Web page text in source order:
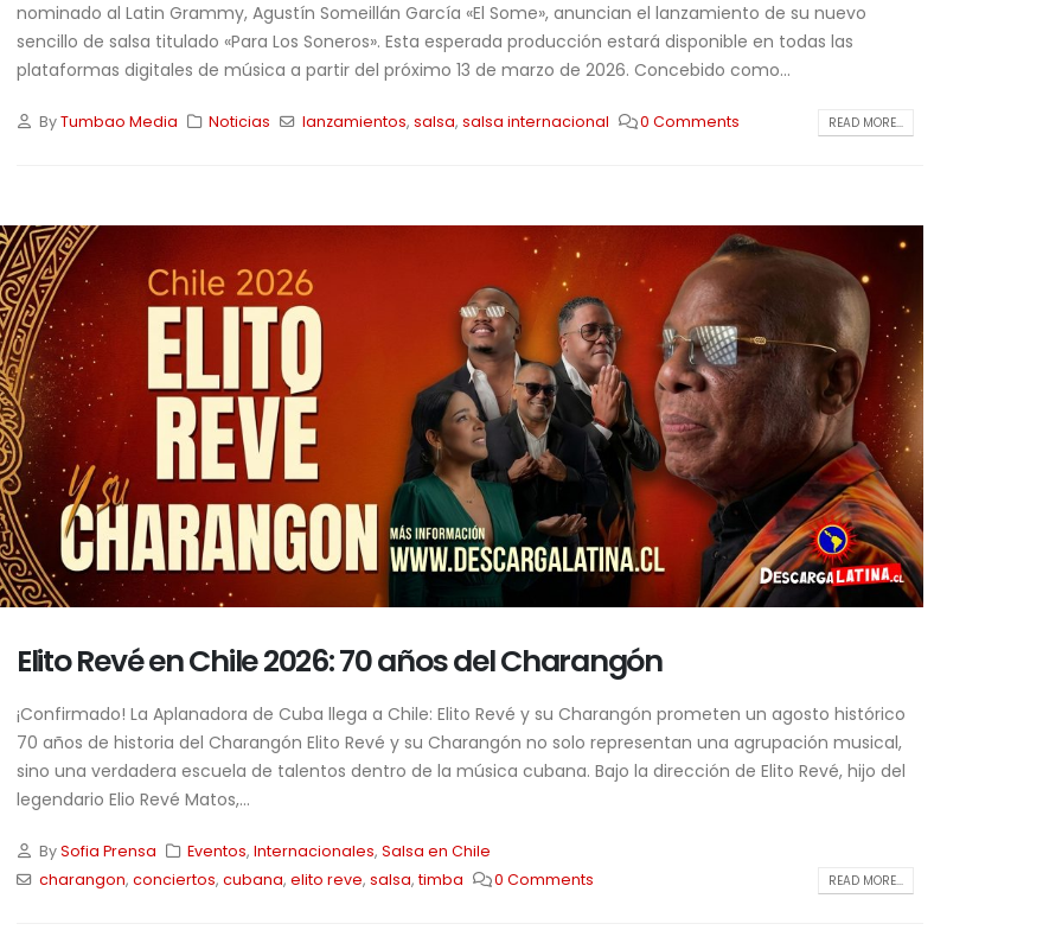
nominado al Latin Grammy, Agustín Someillán García «El Some», anuncian el lanzamiento de su nuevo
sencillo de salsa titulado «Para Los Soneros». Esta esperada producción estará disponible en todas las
plataformas digitales de música a partir del próximo 13 de marzo de 2026. Concebido como...
ByTumbao Media Noticias lanzamientos, salsa, salsa internacional 0 Comments READ MORE...
Elito Revé en Chile 2026: 70 años del Charangón
¡Confirmado! La Aplanadora de Cuba llega a Chile: Elito Revé y su Charangón prometen un agosto histórico
70 años de historia del Charangón Elito Revé y su Charangón no solo representan una agrupación musical,
sino una verdadera escuela de talentos dentro de la música cubana. Bajo la dirección de Elito Revé, hijo del
legendario Elio Revé Matos,...
BySofia Prensa Eventos,Internacionales,Salsa en Chile
charangon, conciertos, cubana, elito reve, salsa, timba 0 Comments READ MORE...